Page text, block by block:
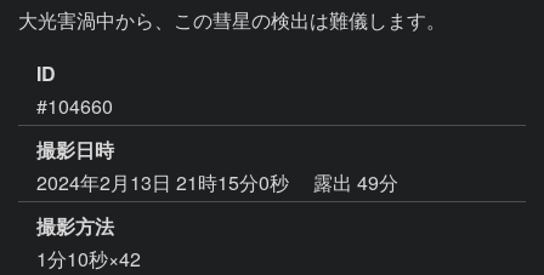
大光害渦中から、この彗星の検出は難儀します。
ID
#104660
撮影日時
2024年2月13日 21時15分0秒
露出 49分
撮影方法
1分10秒×42